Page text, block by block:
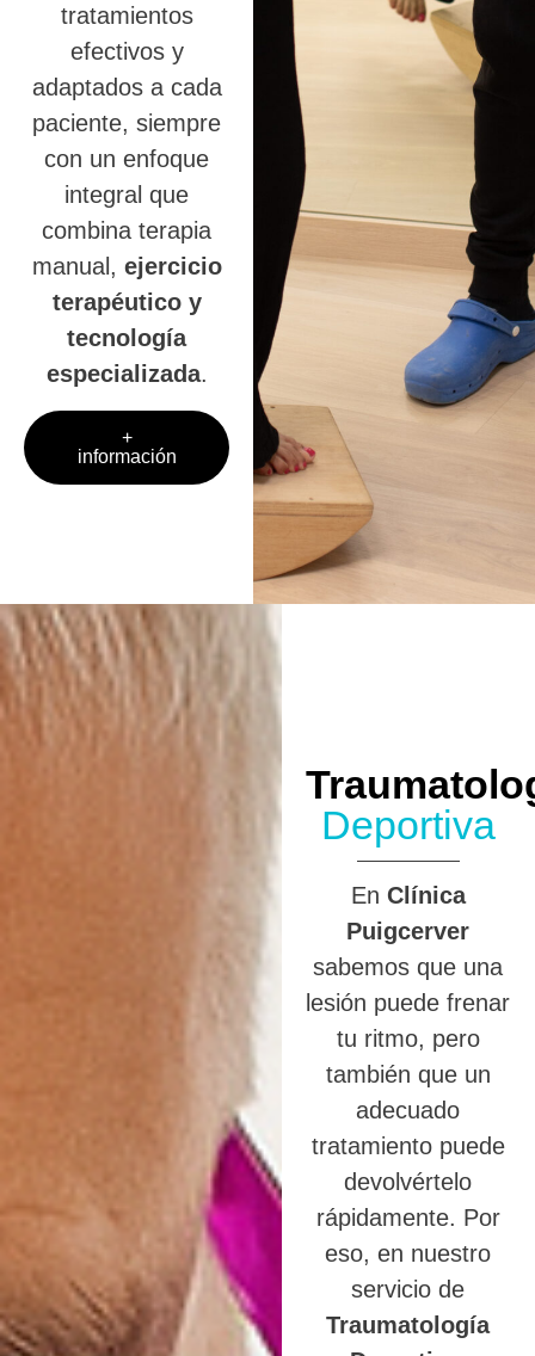
tratamientos
efectivos y
adaptados a cada
paciente, siempre
con un enfoque
integral que
combina terapia
manual, ejercicio
terapéutico y
tecnología
especializada.
+
información
Deportiva
En Clínica
Puigcerver
sabemos que una
lesión puede frenar
tu ritmo, pero
también que un
adecuado
tratamiento puede
devolvértelo
rápidamente. Por
eso, en nuestro
servicio de
Traumatología